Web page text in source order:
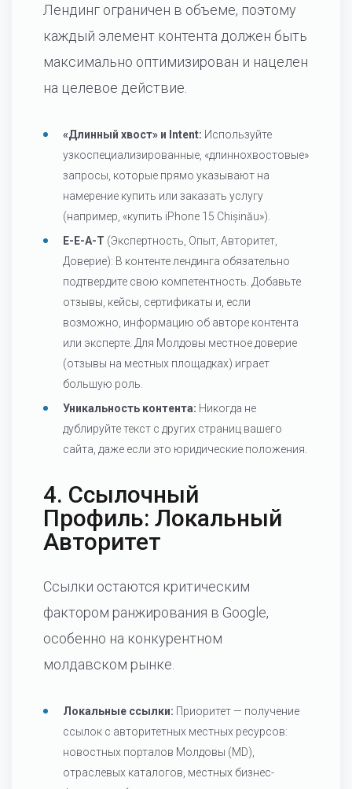
Лендинг ограничен в объеме, поэтому
каждый элемент контента должен быть
максимально оптимизирован и нацелен
на целевое действие.
«Длинный хвост» и Intent: Используйте
узкоспециализированные, «длиннохвостовые»
запросы, которые прямо указывают на
намерение купить или заказать услугу
(например, «купить iPhone 15 Chișinău»).
E-E-A-T (Экспертность, Опыт, Авторитет,
Доверие): В контенте лендинга обязательно
подтвердите свою компетентность. Добавьте
отзывы, кейсы, сертификаты и, если
возможно, информацию об авторе контента
или эксперте. Для Молдовы местное доверие
(отзывы на местных площадках) играет
большую роль.
Уникальность контента: Никогда не
дублируйте текст с других страниц вашего
сайта, даже если это юридические положения.
4. Ссылочный
Профиль: Локальный
Авторитет
Ссылки остаются критическим
фактором ранжирования в Google,
особенно на конкурентном
молдавском рынке.
Локальные ссылки: Приоритет — получение
ссылок с авторитетных местных ресурсов:
новостных порталов Молдовы (MD),
отраслевых каталогов, местных бизнес-